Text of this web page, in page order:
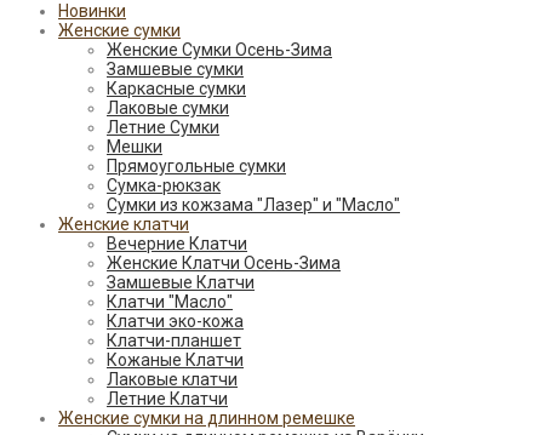
Новинки
Женские сумки
Женские Сумки Осень-Зима
Замшевые сумки
Каркасные сумки
Лаковые сумки
Летние Сумки
Мешки
Прямоугольные сумки
Сумка-рюкзак
Сумки из кожзама "Лазер" и "Масло"
Женские клатчи
Вечерние Клатчи
Женские Клатчи Осень-Зима
Замшевые Клатчи
Клатчи "Масло"
Клатчи эко-кожа
Клатчи-планшет
Кожаные Клатчи
Лаковые клатчи
Летние Клатчи
Женские сумки на длинном ремешке